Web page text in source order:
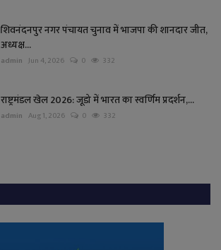
शिवनंदनपुर नगर पंचायत चुनाव में भाजपा की शानदार जीत,
अध्यक्ष...
admin Jun 4, 2026 0 332
राष्ट्रमंडल खेल 2026: जूडो में भारत का स्वर्णिम प्रदर्शन,...
admin Aug 1, 2026 0 332